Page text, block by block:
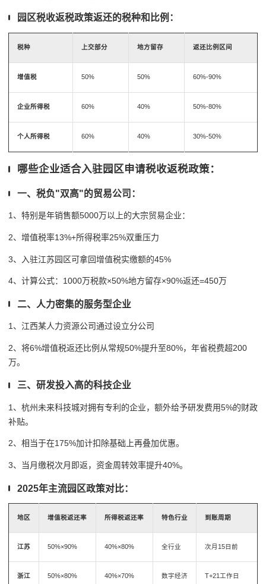
园区税收返税政策返还的税种和比例：
税种 上交部分 地方留存 返还比例区间
增值税 50% 50% 60%-90%
企业所得税 60% 40% 50%-80%
个人所得税 60% 40% 30%-50%
哪些企业适合入驻园区申请税收返税政策：
一、税负"双高"的贸易公司：
1、特别是年销售额5000万以上的大宗贸易企业：
2、增值税率13%+所得税率25%双重压力
3、入驻江苏园区可拿回增值税实缴额的45%
4、计算公式：1000万税款×50%地方留存×90%返还=450万
二、人力密集的服务型企业
1、江西某人力资源公司通过设立分公司
2、将6%增值税返还比例从常规50%提升至80%，年省税费超200
万。
三、研发投入高的科技企业
1、杭州未来科技城对拥有专利的企业，额外给予研发费用5%的财政
补贴。
2、相当于在175%加计扣除基础上再叠加优惠。
3、当月缴税次月即返，资金周转效率提升40%。
2025年主流园区政策对比：
地区 增值税返还率 所得税返还率 特色行业 到账周期
江苏 50%×90% 40%×80% 全行业 次月15日前
浙江 50%×80% 40%×70% 数字经济 T+21工作日